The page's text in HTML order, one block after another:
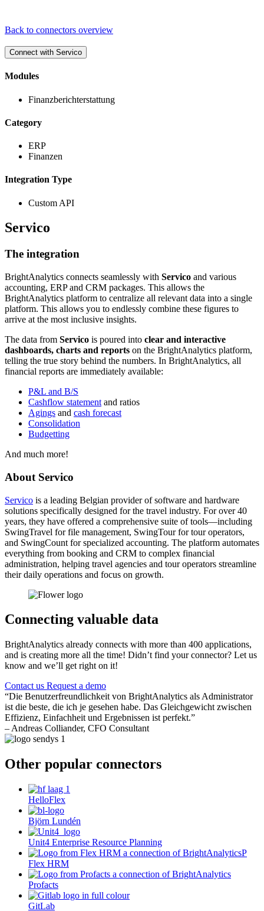
Back to connectors overview
Connect with Servico
Modules
Finanzberichterstattung
Category
ERP
Finanzen
Integration Type
Custom API
Servico
The integration
BrightAnalytics connects seamlessly with Servico and various
accounting, ERP and CRM packages. This allows the
BrightAnalytics platform to centralize all relevant data into a single
platform. This allows you to endlessly combine these figures to
arrive at the most inclusive insights.
The data from Servico is poured into clear and interactive
dashboards, charts and reports on the BrightAnalytics platform,
telling the true story behind the numbers. In BrightAnalytics, all
financial reports are immediately available:
P&L and B/S
Cashflow statement and ratios
Agings and cash forecast
Consolidation
Budgetting
And much more!
About Servico
Servico is a leading Belgian provider of software and hardware
solutions specifically designed for the travel industry. For over 40
years, they have offered a comprehensive suite of tools—including
SwingTravel for file management, SwingTour for tour operators,
and SwingCount for specialized accounting. The platform automates
everything from booking and CRM to complex financial
administration, helping travel agencies and tour operators streamline
their daily operations and focus on growth.
Connecting valuable data
BrightAnalytics already connects with more than 400 applications,
and is creating more all the time! Didn’t find your connector? Let us
know and we’ll get right on it!
Contact us Request a demo
“Die Benutzerfreundlichkeit von BrightAnalytics als Administrator
ist die beste, die ich je gesehen habe. Das Gleichgewicht zwischen
Effizienz, Einfachheit und Ergebnissen ist perfekt.”
– Andreas Colliander, CFO Consultant
Other popular connectors
HelloFlex
Björn Lundén
Unit4 Enterprise Resource Planning
Flex HRM
Profacts
GitLab